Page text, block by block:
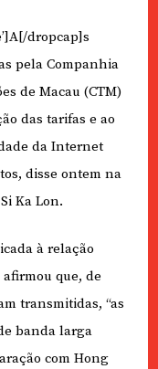
dropcap]s
pela Companhia
de Macau (CTM)
das tarifas e ao
da Internet
disse ontem na
Ka Lon.
à relação
que, de
transmitidas, “as
banda larga
com Hong